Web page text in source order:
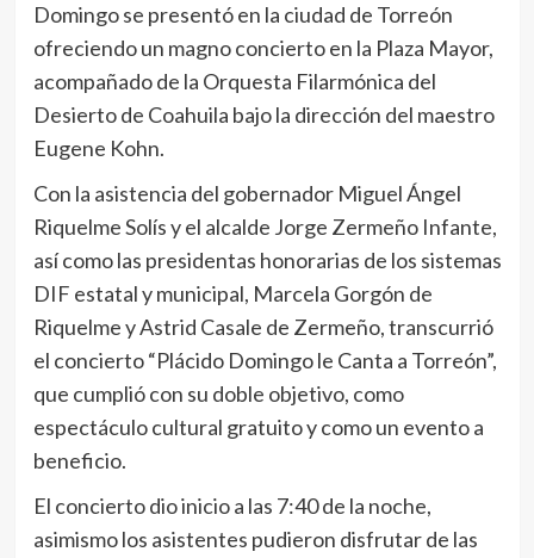
Domingo se presentó en la ciudad de Torreón
ofreciendo un magno concierto en la Plaza Mayor,
acompañado de la Orquesta Filarmónica del
Desierto de Coahuila bajo la dirección del maestro
Eugene Kohn.
Con la asistencia del gobernador Miguel Ángel
Riquelme Solís y el alcalde Jorge Zermeño Infante,
así como las presidentas honorarias de los sistemas
DIF estatal y municipal, Marcela Gorgón de
Riquelme y Astrid Casale de Zermeño, transcurrió
el concierto “Plácido Domingo le Canta a Torreón”,
que cumplió con su doble objetivo, como
espectáculo cultural gratuito y como un evento a
beneficio.
El concierto dio inicio a las 7:40 de la noche,
asimismo los asistentes pudieron disfrutar de las